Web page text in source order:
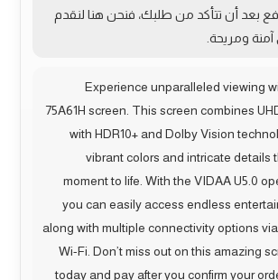
بعد أن تتأكد من طلبك، فنحن هنا لنقدم
ومريحة.
Experience unparalleled viewing
75A61H screen. This screen combines
with HDR10+ and Dolby Vision
vibrant colors and intricate details
moment to life. With the VIDAA U5.0
you can easily access endless
along with multiple connectivity options
Wi-Fi. Don’t miss out on this amazing
today and pay after you confirm your